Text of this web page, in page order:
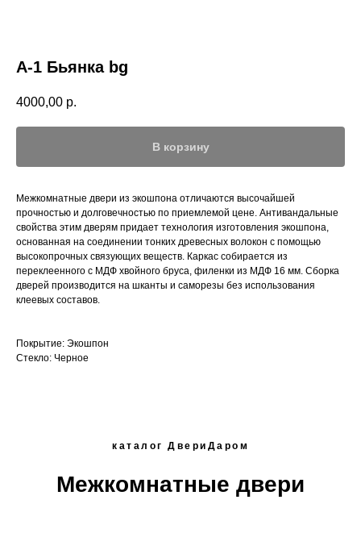
А-1 Бьянка bg
4000,00 р.
В корзину
Межкомнатные двери из экошпона отличаются высочайшей
прочностью и долговечностью по приемлемой цене. Антивандальные
свойства этим дверям придает технология изготовления экошпона,
основанная на соединении тонких древесных волокон с помощью
высокопрочных связующих веществ. Каркас собирается из
переклеенного с МДФ хвойного бруса, филенки из МДФ 16 мм. Сборка
дверей производится на шканты и саморезы без использования
клеевых составов.
Покрытие: Экошпон
Стекло: Черное
каталог ДвериДаром
Межкомнатные двери